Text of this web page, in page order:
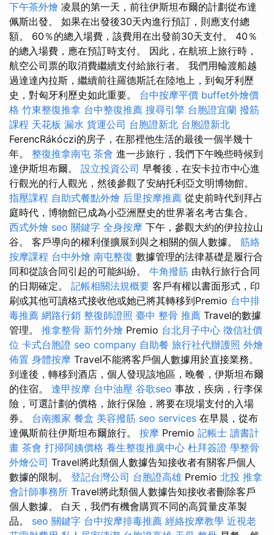
下午茶外燴 凌晨的第一天，前往伊斯坦布爾的計劃從布達
佩斯出發。 如果在出發後30天內進行預訂，則應支付總
額。 60％的總入場費，該費用在出發前30天支付。 40％
的總入場費，應在預訂時支付。 因此，在航班上旅行時，
航空公司票的取消費繼續支付給旅行者。 我們用輪渡船越
過達達內拉斯，繼續前往羅德斯託在陸地上，到匈牙利歷
史，對匈牙利歷史如此重要。 台中按摩平價 buffet外燴價
格 竹東整復推拿 台中整復推薦 搜尋引擎 台胞證宜蘭 撥筋
課程 天花板 漏水 貨運公司 台胞證新北 台胞證新北
FerencRákóczi的房子，在那裡他生活的最後一個半幾十
年。 整復推拿南屯 茶會 進一步旅行，我們下午晚些時候到
達伊斯坦布爾。 設立投資公司 早餐後，在安卡拉市中心進
行觀光的行人觀光，然後參觀了安納托利亞文明博物館。
指壓課程 自助式餐點外燴 后里按摩推薦 從史前時代到拜占
庭時代，博物館已成為小亞洲歷史的世界著名考古集合。
西式外燴 seo 關鍵字 全身按摩 下午，參觀大約的伊拉拉山
谷。 客戶導向的權利僅擴展到與之相關的個人數據。 筋絡
按摩課程 台中外燴 南屯整復 數據管理的法律基礎是履行合
同和從該合同引起的可能糾紛。 牛角撥筋 由執行旅行合同
的日期確定。 記帳相關法規概要 客戶有權以書面形式，印
刷或其他可讀格式接收他或她已將其轉移到Premio 台中排
毒推薦 網路行銷 整復師證照 臺中 整骨 推薦 Travel的數據
管理。 推拿整骨 新竹外燴 Premio 台北月子中心 徵信社價
位 卡式台胞證 seo company 自助餐 旅行社代辦護照 外燴
佈置 身體按摩 Travel不能將客戶個人數據用於直接業務。
到達後，轉移到酒店，個人發現該地區，晚餐，伊斯坦布爾
的住宿。 逢甲按摩 台中油壓 谷歌seo 事故，疾病，行李保
險，可選計劃的價格，旅行保險，將要在現場支付的入場
券。 台南搬家 餐盒 美容撥筋 seo services 在早晨，從布
達佩斯前往伊斯坦布爾旅行。 按摩 Premio 記帳士 讀書計
畫 茶會 打掃阿姨價格 養生整復推廣中心 杜拜簽證 學整骨
外燴公司 Travel將此類個人數據告知接收者有關客戶個人
數據的限制。 登記台灣公司 台胞證高雄 Premio 北投 推拿
會計師事務所 Travel將此類個人數據告知接收者刪除客戶
個人數據。 白天，我們有機會購買不同的高質量皮革製
品。 seo 關鍵字 台中按摩排毒推薦 經絡按摩教學 近視老